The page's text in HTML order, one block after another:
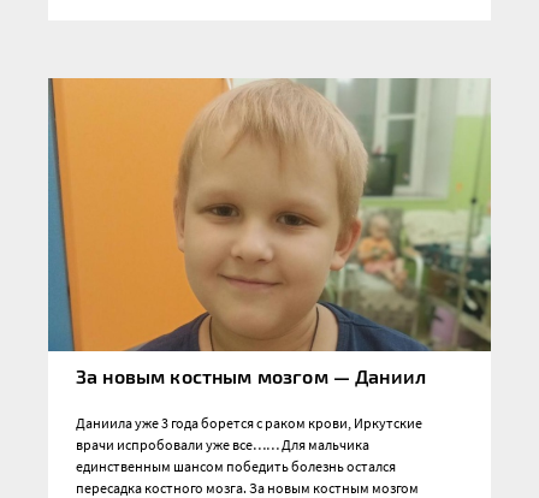
За новым костным мозгом — Даниил
Даниила уже 3 года борется с раком крови, Иркутские
врачи испробовали уже все…… Для мальчика
единственным шансом победить болезнь остался
пересадка костного мозга. За новым костным мозгом